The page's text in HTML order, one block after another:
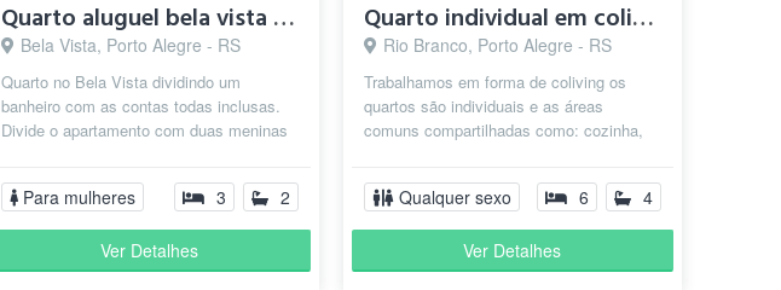
Quarto aluguel bela vista para mulheres
Bela Vista, Porto Alegre - RS
Quarto no Bela Vista dividindo um
banheiro com as contas todas inclusas.
Divide o apartamento com duas meninas
Possibilidad...
Para mulheres 3 2
Ver Detalhes
Quarto individual em coliving
Rio Branco, Porto Alegre - RS
Trabalhamos em forma de coliving os
quartos são individuais e as áreas
comuns compartilhadas como: cozinha,
masculino,...
Qualquer sexo 6 4
Ver Detalhes